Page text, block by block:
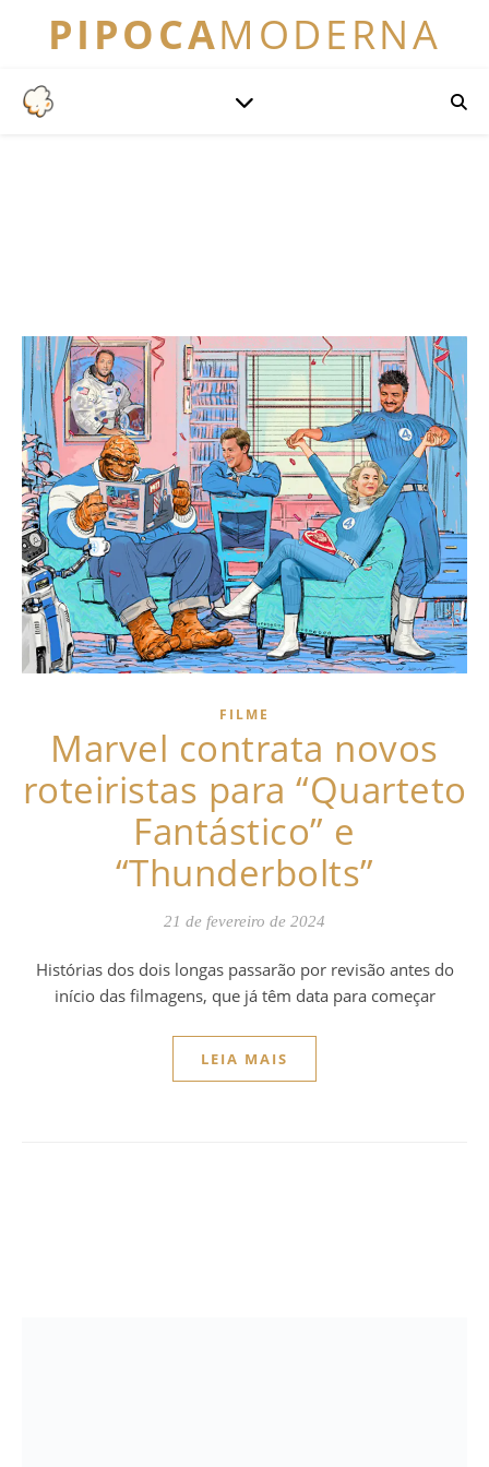
PIPOCAMODERNA
FILME
Marvel contrata novos
roteiristas para “Quarteto
Fantástico” e
“Thunderbolts”
21 de fevereiro de 2024
Histórias dos dois longas passarão por revisão antes do
início das filmagens, que já têm data para começar
LEIA MAIS